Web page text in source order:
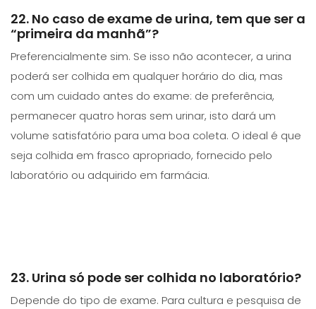
22. No caso de exame de urina, tem que ser a
“primeira da manhã”?
Preferencialmente sim. Se isso não acontecer, a urina
poderá ser colhida em qualquer horário do dia, mas
com um cuidado antes do exame: de preferência,
permanecer quatro horas sem urinar, isto dará um
volume satisfatório para uma boa coleta. O ideal é que
seja colhida em frasco apropriado, fornecido pelo
laboratório ou adquirido em farmácia.
23. Urina só pode ser colhida no laboratório?
Depende do tipo de exame. Para cultura e pesquisa de